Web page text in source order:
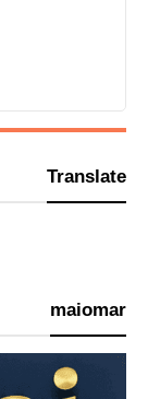
Translate
maiomar